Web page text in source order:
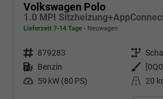
Volkswagen Polo
Lieferzeit 7-14 Tage Neuwagen
Fahrzeugnr. 879283 Getriebe
Kraftstoff Benzin Außenfarbe
Leistung 59 kW (80 PS) Kilometerstand 20